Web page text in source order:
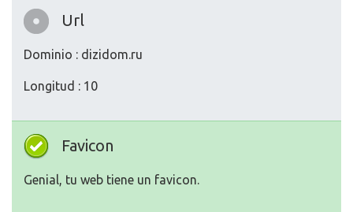
Url
Dominio : dizidom.ru
Longitud : 10
Favicon
Genial, tu web tiene un favicon.